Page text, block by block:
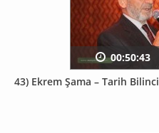
43) Ekrem Şama – Tarih Bilinci
00:50:43